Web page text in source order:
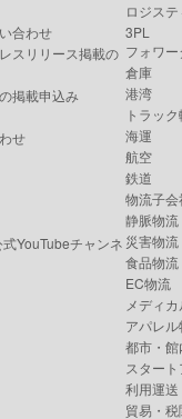
合わせ
スリリース掲載の
掲載申込み
せ
YouTubeチャンネ
ロジス
3PL
フォワー
倉庫
港湾
トラッ
海運
航空
鉄道
物流子会
静脈物流
災害物流
食品物流
EC物流
メディ
アパレ
都市・
スター
利用運送
貿易・税